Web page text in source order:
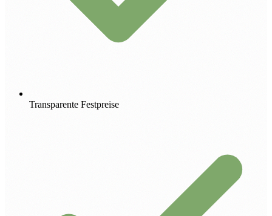
Transparente Festpreise